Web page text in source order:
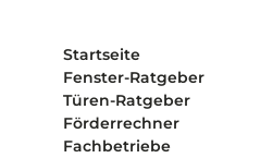
Startseite
Fenster-Ratgeber
Türen-Ratgeber
Förderrechner
Fachbetriebe